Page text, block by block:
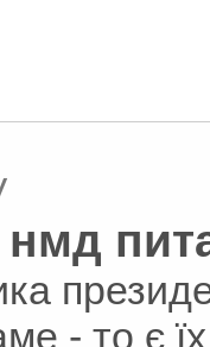
- то є